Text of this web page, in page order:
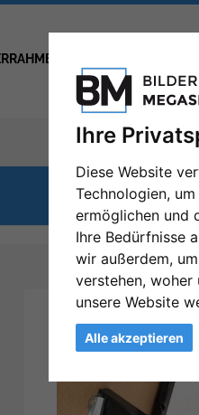
Ihre
Diese Website
Technologien,
ermöglichen und
Ihre Bedürfnisse
wir außerdem,
verstehen, woher
unsere Website
Alle akzeptieren